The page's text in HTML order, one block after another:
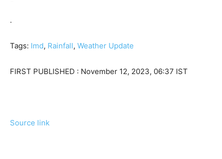
.
Tags: Imd, Rainfall, Weather Update
FIRST PUBLISHED : November 12, 2023, 06:37 IST
Source link